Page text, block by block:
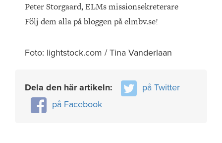
Peter Storgaard, ELMs missionsekreterare
Följ dem alla på bloggen på elmbv.se!
Foto: lightstock.com / Tina Vanderlaan
Dela den här artikeln:
på Twitter
på Facebook